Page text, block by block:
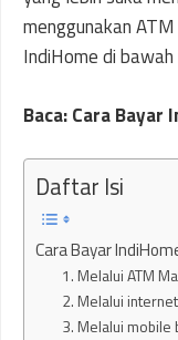
menggunakan
IndiHome di bawah
Baca: Cara Bayar
Daftar Isi
Cara Bayar
1. Melalui ATM
2. Melalui
3. Melalui mobile